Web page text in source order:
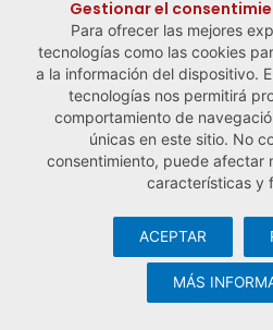
Economía Social y
Cooperativa
© Observatorio Español de la
Aviso legal y política
cookies· Desarrollo
Gestionar el
Para ofrecer las mejores
tecnologías como las cookies
a la información del dispositivo.
tecnologías nos permitirá
comportamiento de
únicas en este sitio. No
consentimiento, puede afectar
características y
ACEPTAR
MÁS